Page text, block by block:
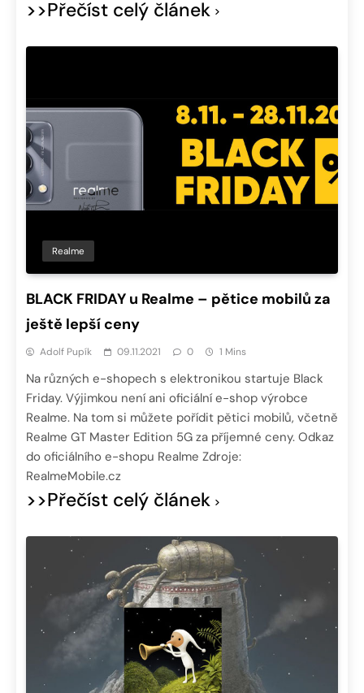
>>Přečíst celý článek
Realme
BLACK FRIDAY u Realme – pětice mobilů za
ještě lepší ceny
Adolf Pupík 09.11.2021 0 1 Mins
Na různých e-shopech s elektronikou startuje Black
Friday. Výjimkou není ani oficiální e-shop výrobce
Realme. Na tom si můžete pořídit pětici mobilů, včetně
Realme GT Master Edition 5G za příjemné ceny. Odkaz
do oficiálního e-shopu Realme Zdroje:
RealmeMobile.cz
>>Přečíst celý článek